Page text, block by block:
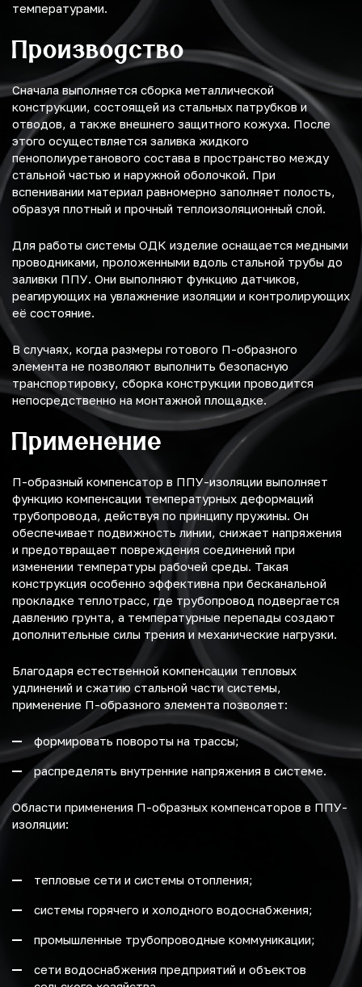
температурами.
Производство
Сначала выполняется сборка металлической
конструкции, состоящей из стальных патрубков и
отводов, а также внешнего защитного кожуха. После
этого осуществляется заливка жидкого
пенополиуретанового состава в пространство между
стальной частью и наружной оболочкой. При
вспенивании материал равномерно заполняет полость,
образуя плотный и прочный теплоизоляционный слой.
Для работы системы ОДК изделие оснащается медными
проводниками, проложенными вдоль стальной трубы до
заливки ППУ. Они выполняют функцию датчиков,
реагирующих на увлажнение изоляции и контролирующих
её состояние.
В случаях, когда размеры готового П-образного
элемента не позволяют выполнить безопасную
транспортировку, сборка конструкции проводится
непосредственно на монтажной площадке.
Применение
П-образный компенсатор в ППУ-изоляции выполняет
функцию компенсации температурных деформаций
трубопровода, действуя по принципу пружины. Он
обеспечивает подвижность линии, снижает напряжения
и предотвращает повреждения соединений при
изменении температуры рабочей среды. Такая
конструкция особенно эффективна при бесканальной
прокладке теплотрасс, где трубопровод подвергается
давлению грунта, а температурные перепады создают
дополнительные силы трения и механические нагрузки.
Благодаря естественной компенсации тепловых
удлинений и сжатию стальной части системы,
применение П-образного элемента позволяет:
формировать повороты на трассы;
распределять внутренние напряжения в системе.
Области применения П-образных компенсаторов в ППУ-
изоляции:
тепловые сети и системы отопления;
системы горячего и холодного водоснабжения;
промышленные трубопроводные коммуникации;
сети водоснабжения предприятий и объектов